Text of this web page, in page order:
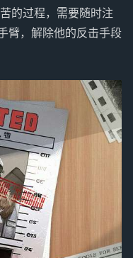
的过程，需要随时注
臂，解除他的反击手段